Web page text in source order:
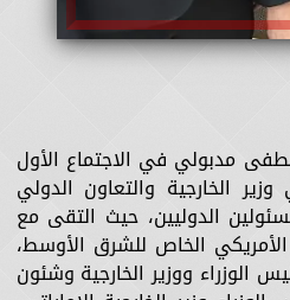
مدبولي في الاجتماع الأول
بدر عبد العاطي وزير الخارجية والتعاون الدولي
الدوليين، حيث التقى مع
الخاص للشرق الأوسط،
الوزراء ووزير الخارجية وشئون